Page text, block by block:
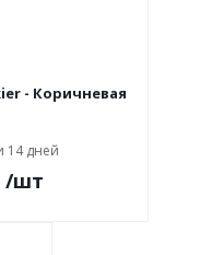
- Коричневая
14 дней
/шт